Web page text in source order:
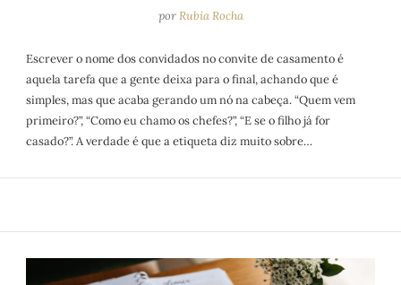
porRubia Rocha
Escrever o nome dos convidados no convite de casamento é
aquela tarefa que a gente deixa para o final, achando que é
simples, mas que acaba gerando um nó na cabeça. “Quem vem
primeiro?”, “Como eu chamo os chefes?”, “E se o filho já for
casado?”. A verdade é que a etiqueta diz muito sobre…